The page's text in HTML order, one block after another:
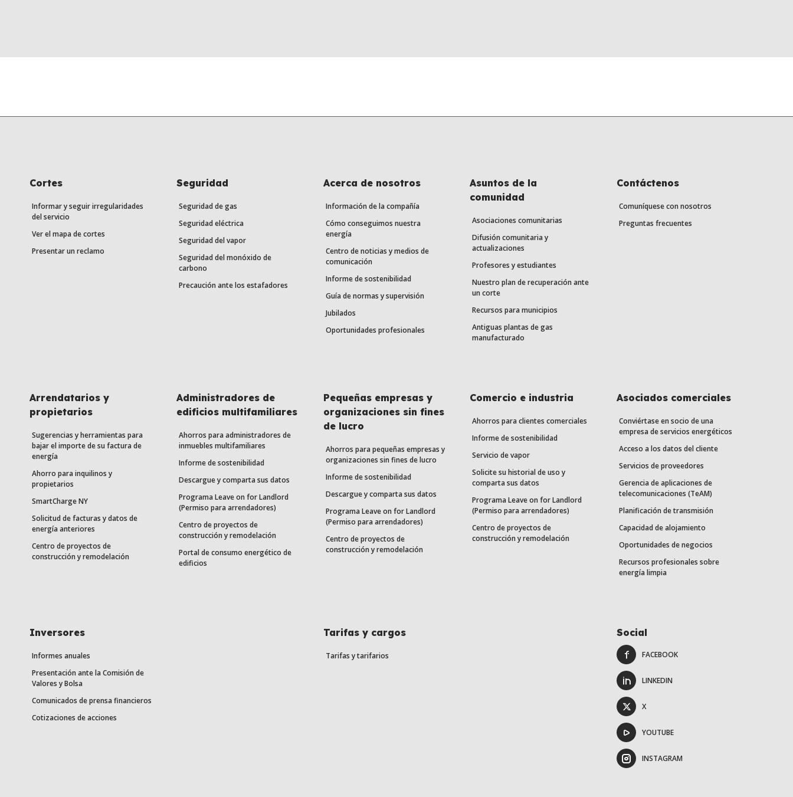
Cortes
Informar y seguir irregularidades
del servicio
Ver el mapa de cortes
Presentar un reclamo
Seguridad
Seguridad de gas
Seguridad eléctrica
Seguridad del vapor
Seguridad del monóxido de
carbono
Precaución ante los estafadores
Acerca de nosotros
Información de la compañía
Cómo conseguimos nuestra
energía
Centro de noticias y medios de
comunicación
Informe de sostenibilidad
Guía de normas y supervisión
Jubilados
Oportunidades profesionales
Asuntos de la
comunidad
Asociaciones comunitarias
Difusión comunitaria y
actualizaciones
Profesores y estudiantes
Nuestro plan de recuperación ante
un corte
Recursos para municipios
Antiguas plantas de gas
manufacturado
Contáctenos
Comuníquese con nosotros
Preguntas frecuentes
Arrendatarios y
propietarios
Sugerencias y herramientas para
bajar el importe de su factura de
energía
Ahorro para inquilinos y
propietarios
SmartCharge NY
Solicitud de facturas y datos de
energía anteriores
Centro de proyectos de
construcción y remodelación
Administradores de
edificios multifamiliares
Ahorros para administradores de
inmuebles multifamiliares
Informe de sostenibilidad
Descargue y comparta sus datos
Programa Leave on for Landlord
(Permiso para arrendadores)
Centro de proyectos de
construcción y remodelación
Portal de consumo energético de
edificios
Pequeñas empresas y
organizaciones sin fines
de lucro
Ahorros para pequeñas empresas y
organizaciones sin fines de lucro
Informe de sostenibilidad
Descargue y comparta sus datos
Programa Leave on for Landlord
(Permiso para arrendadores)
Centro de proyectos de
construcción y remodelación
Comercio e industria
Ahorros para clientes comerciales
Informe de sostenibilidad
Servicio de vapor
Solicite su historial de uso y
comparta sus datos
Programa Leave on for Landlord
(Permiso para arrendadores)
Centro de proyectos de
construcción y remodelación
Asociados comerciales
Conviértase en socio de una
empresa de servicios energéticos
Acceso a los datos del cliente
Servicios de proveedores
Gerencia de aplicaciones de
telecomunicaciones (TeAM)
Planificación de transmisión
Capacidad de alojamiento
Oportunidades de negocios
Recursos profesionales sobre
energía limpia
Inversores
Informes anuales
Presentación ante la Comisión de
Valores y Bolsa
Comunicados de prensa financieros
Cotizaciones de acciones
Tarifas y cargos
Tarifas y tarifarios
Social
FACEBOOK
LINKEDIN
X
YOUTUBE
INSTAGRAM